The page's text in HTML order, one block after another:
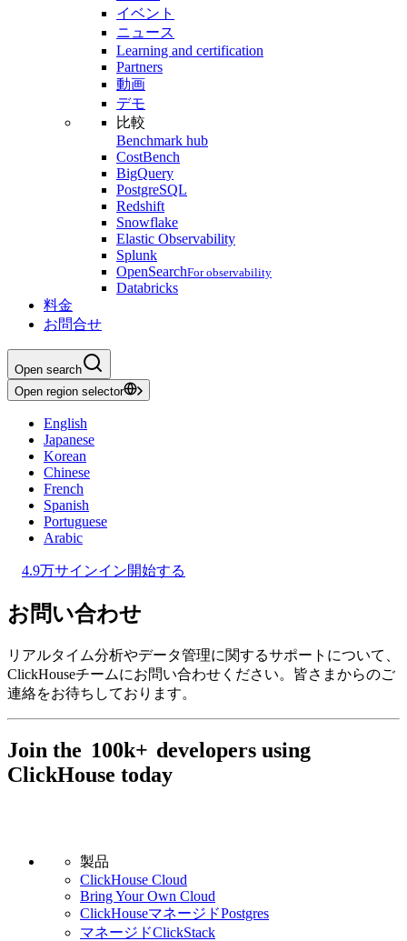
イベント
ニュース
Learning and certification
Partners
動画
デモ
比較
Benchmark hub
CostBench
BigQuery
PostgreSQL
Redshift
Snowflake
Elastic Observability
Splunk
OpenSearchFor observability
Databricks
料金
お問合せ
Open search
Open region selector
English
Japanese
Korean
Chinese
French
Spanish
Portuguese
Arabic
4.9万サインイン開始する
お問い合わせ
リアルタイム分析やデータ管理に関するサポートについて、
ClickHouseチームにお問い合わせください。皆さまからのご
連絡をお待ちしております。
Join the 100k+ developers using
ClickHouse today
製品
ClickHouse Cloud
Bring Your Own Cloud
ClickHouseマネージドPostgres
マネージドClickStack